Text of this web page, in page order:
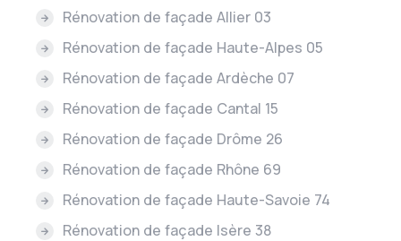
Rénovation de façade Allier 03
Rénovation de façade Haute-Alpes 05
Rénovation de façade Ardèche 07
Rénovation de façade Cantal 15
Rénovation de façade Drôme 26
Rénovation de façade Rhône 69
Rénovation de façade Haute-Savoie 74
Rénovation de façade Isère 38